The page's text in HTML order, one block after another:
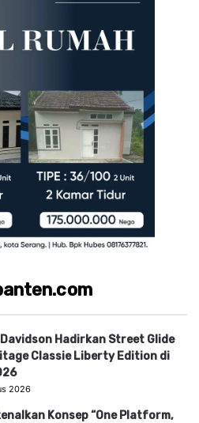
Hadirkan Street Glide
Classie Liberty Edition di
2026
Konsep “One Platform,